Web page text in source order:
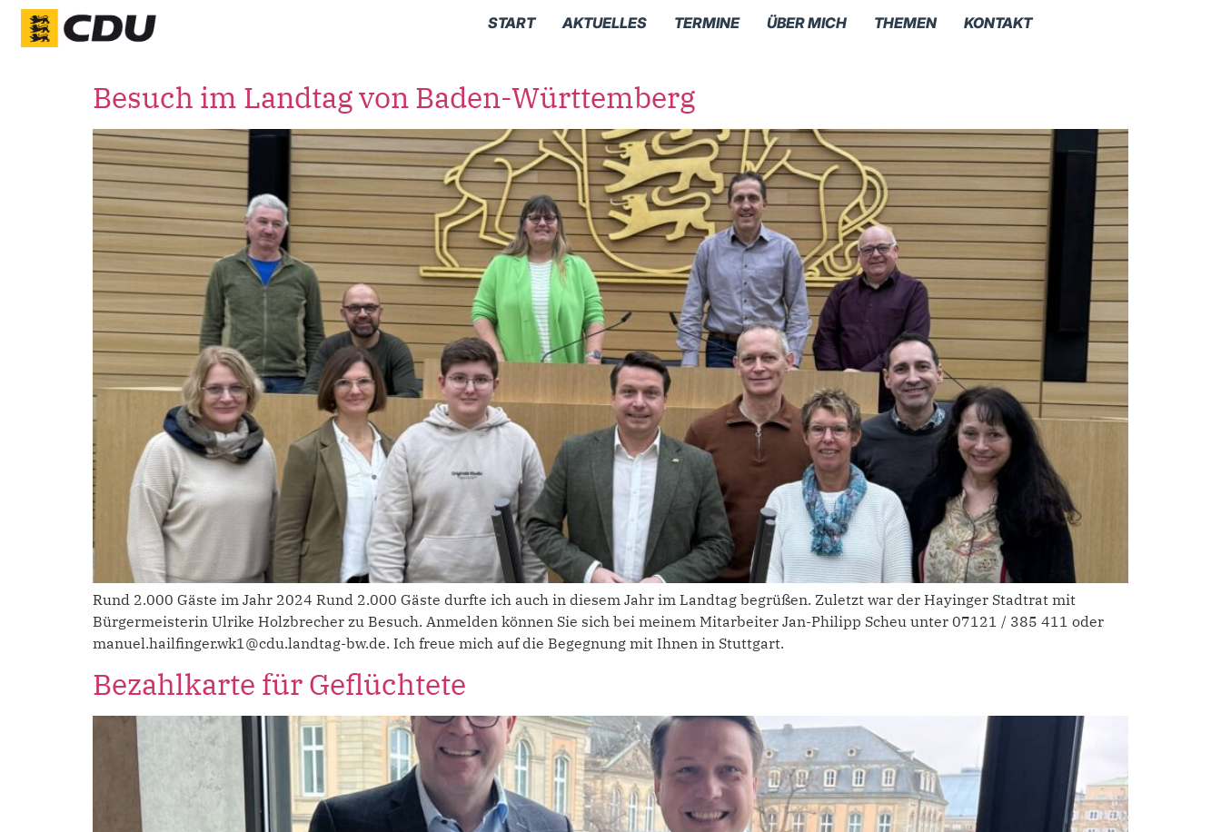
START AKTUELLES TERMINE ÜBER MICH THEMEN KONTAKT
Besuch im Landtag von Baden-Württemberg
Rund 2.000 Gäste im Jahr 2024 Rund 2.000 Gäste durfte ich auch in diesem Jahr im Landtag begrüßen. Zuletzt war der Hayinger Stadtrat mit
Bürgermeisterin Ulrike Holzbrecher zu Besuch. Anmelden können Sie sich bei meinem Mitarbeiter Jan-Philipp Scheu unter 07121 / 385 411 oder
manuel.hailfinger.wk1@cdu.landtag-bw.de. Ich freue mich auf die Begegnung mit Ihnen in Stuttgart.
Bezahlkarte für Geflüchtete